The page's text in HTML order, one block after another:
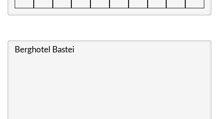
Berghotel Bastei